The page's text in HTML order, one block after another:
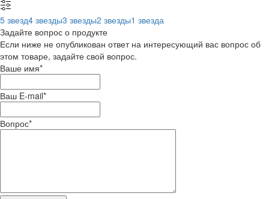
5 звезд4 звезды3 звезды2 звезды1 звезда
Задайте вопрос о продукте
Если ниже не опубликован ответ на интересующий вас вопрос об
этом товаре, задайте свой вопрос.
Ваше имя*
Ваш E-mail*
Вопрос*